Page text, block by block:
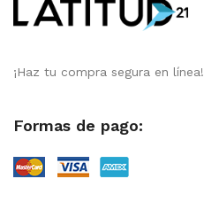
¡Haz tu compra segura en línea!
Formas de pago: